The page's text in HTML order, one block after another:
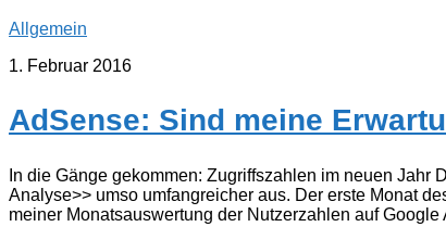
Allgemein
1. Februar 2016
AdSense: Sind meine
In die Gänge gekommen: Zugriffszahlen im neuen
Analyse>> umso umfangreicher aus. Der erste Monat
meiner Monatsauswertung der Nutzerzahlen auf